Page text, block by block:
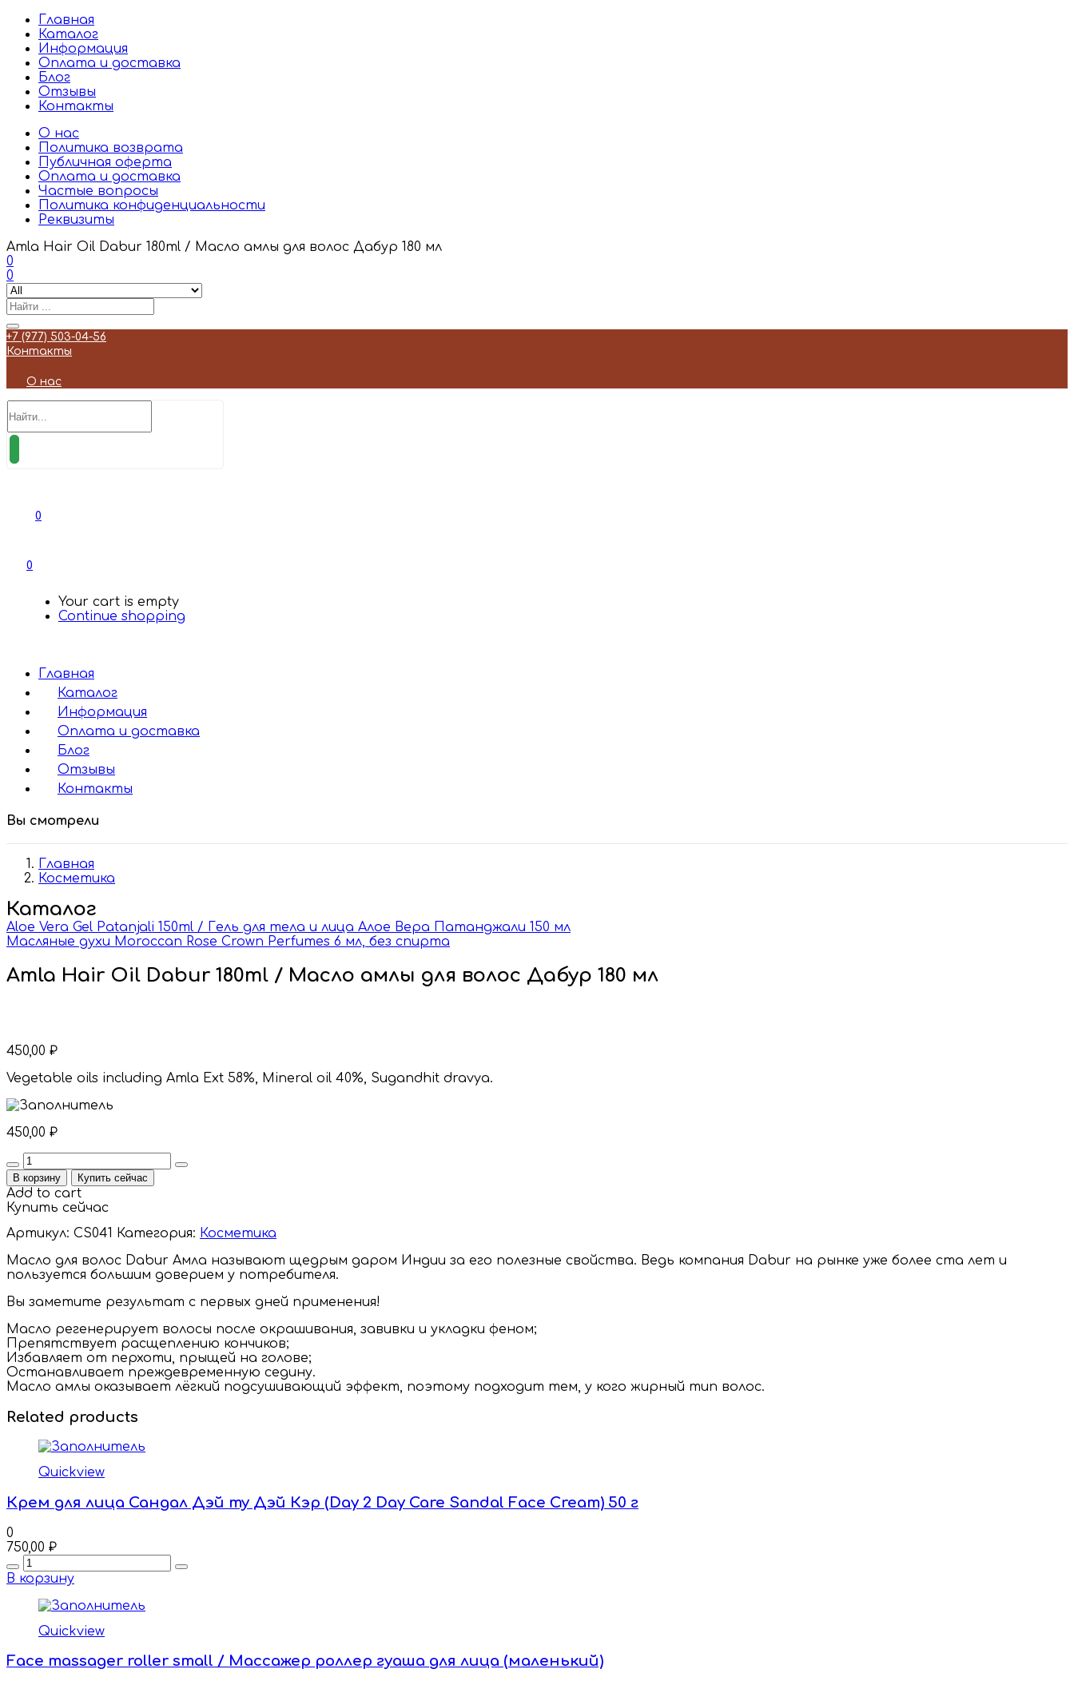
Главная
Каталог
Информация
Оплата и доставка
Блог
Отзывы
Контакты
О нас
Политика возврата
Публичная оферта
Оплата и доставка
Частые вопросы
Политика конфиденциальности
Реквизиты
Amla Hair Oil Dabur 180ml / Масло амлы для волос Дабур 180 мл
0
0
+7 (977) 503-04-56
Контакты
О нас
0
0
Your cart is empty
Continue shopping
Главная
Каталог
Информация
Оплата и доставка
Блог
Отзывы
Контакты
Вы смотрели
Главная
Косметика
Каталог
Aloe Vera Gel Patanjali 150ml / Гель для тела и лица Алое Вера Патанджали 150 мл
Масляные духи Moroccan Rose Crown Perfumes 6 мл, без спирта
Amla Hair Oil Dabur 180ml / Масло амлы для волос Дабур 180 мл
450,00 ₽
Vegetable oils including Amla Ext 58%, Mineral oil 40%, Sugandhit dravya.
450,00 ₽
Quantity
В корзину Купить сейчас
Add to cart
Купить сейчас
Артикул: CS041 Категория: Косметика
Масло для волос Dabur Амла называют щедрым даром Индии за его полезные свойства. Ведь компания Dabur на рынке уже более ста лет и
пользуется большим доверием у потребителя.
Вы заметите результат с первых дней применения!
Масло регенерирует волосы после окрашивания, завивки и укладки феном;
Препятствует расщеплению кончиков;
Избавляет от перхоти, прыщей на голове;
Останавливает преждевременную седину.
Масло амлы оказывает лёгкий подсушивающий эффект, поэтому подходит тем, у кого жирный тип волос.
Related products
Quickview
Крем для лица Сандал Дэй ту Дэй Кэр (Day 2 Day Care Sandal Face Cream) 50 г
0
750,00 ₽
Quantity
В корзину
Quickview
Face massager roller small / Массажер роллер гуаша для лица (маленький)